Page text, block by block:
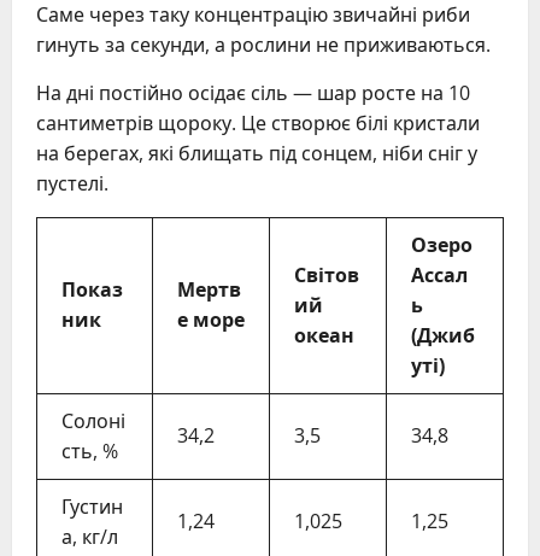
Саме через таку концентрацію звичайні риби
гинуть за секунди, а рослини не приживаються.
На дні постійно осідає сіль — шар росте на 10
сантиметрів щороку. Це створює білі кристали
на берегах, які блищать під сонцем, ніби сніг у
пустелі.
Показ
ник
Мертв
е море
Світов
ий
океан
Озеро
Ассал
ь
(Джиб
уті)
Солоні
сть, %
34,2 3,5 34,8
Густин
а, кг/л
1,24 1,025 1,25